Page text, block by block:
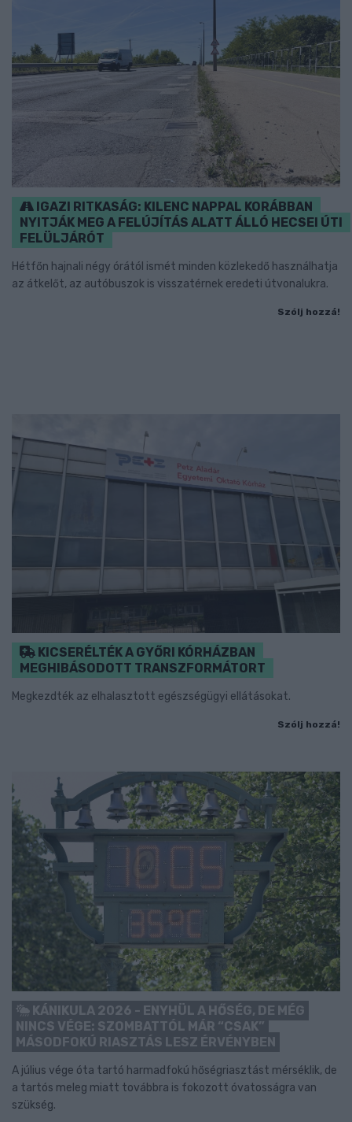
IGAZI RITKASÁG: KILENC NAPPAL KORÁBBAN
NYITJÁK MEG A FELÚJÍTÁS ALATT ÁLLÓ HECSEI ÚTI
FELÜLJÁRÓT
Hétfőn hajnali négy órától ismét minden közlekedő használhatja
az átkelőt, az autóbuszok is visszatérnek eredeti útvonalukra.
Szólj hozzá!
KICSERÉLTÉK A GYŐRI KÓRHÁZBAN
MEGHIBÁSODOTT TRANSZFORMÁTORT
Megkezdték az elhalasztott egészségügyi ellátásokat.
Szólj hozzá!
KÁNIKULA 2026 - ENYHÜL A HŐSÉG, DE MÉG
NINCS VÉGE: SZOMBATTÓL MÁR “CSAK”
MÁSODFOKÚ RIASZTÁS LESZ ÉRVÉNYBEN
A július vége óta tartó harmadfokú hőségriasztást mérséklik, de
a tartós meleg miatt továbbra is fokozott óvatosságra van
szükség.